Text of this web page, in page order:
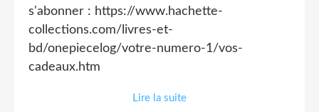
s'abonner : https://www.hachette-
collections.com/livres-et-
bd/onepiecelog/votre-numero-1/vos-
cadeaux.htm
Lire la suite